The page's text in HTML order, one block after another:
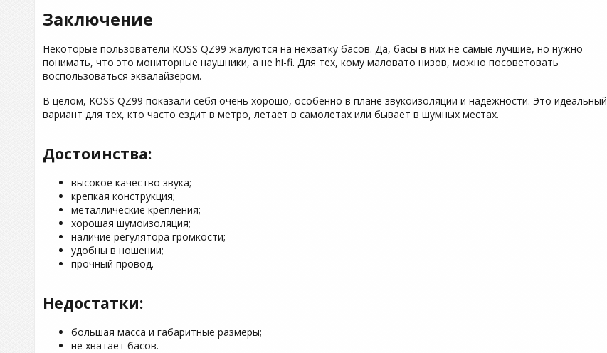
Заключение
Некоторые пользователи KOSS QZ99 жалуются на нехватку басов. Да, басы в них не самые лучшие, но нужно
понимать, что это мониторные наушники, а не hi-fi. Для тех, кому маловато низов, можно посоветовать
воспользоваться эквалайзером.
В целом, KOSS QZ99 показали себя очень хорошо, особенно в плане звукоизоляции и надежности. Это идеальный
вариант для тех, кто часто ездит в метро, летает в самолетах или бывает в шумных местах.
Достоинства:
высокое качество звука;
крепкая конструкция;
металлические крепления;
хорошая шумоизоляция;
наличие регулятора громкости;
удобны в ношении;
прочный провод.
Недостатки:
большая масса и габаритные размеры;
не хватает басов.